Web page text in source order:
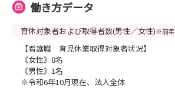
働き方データ
育休対象者および取得者数(男性／女性)※前
【看護職 育児休業取得対象者状況】
《女性》8名
《男性》1名
※令和6年10月現在、法人全体